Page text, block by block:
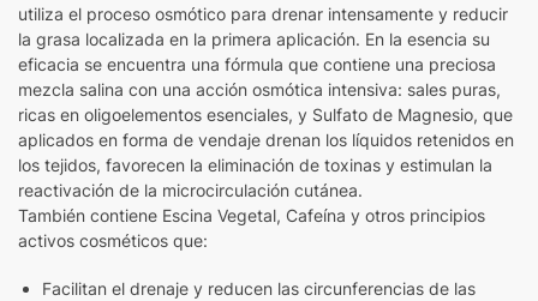
utiliza el proceso osmótico para drenar intensamente y reducir
la grasa localizada en la primera aplicación. En la esencia su
eficacia se encuentra una fórmula que contiene una preciosa
mezcla salina con una acción osmótica intensiva: sales puras,
ricas en oligoelementos esenciales, y Sulfato de Magnesio, que
aplicados en forma de vendaje drenan los líquidos retenidos en
los tejidos, favorecen la eliminación de toxinas y estimulan la
reactivación de la microcirculación cutánea.
También contiene Escina Vegetal, Cafeína y otros principios
activos cosméticos que:
Facilitan el drenaje y reducen las circunferencias de las